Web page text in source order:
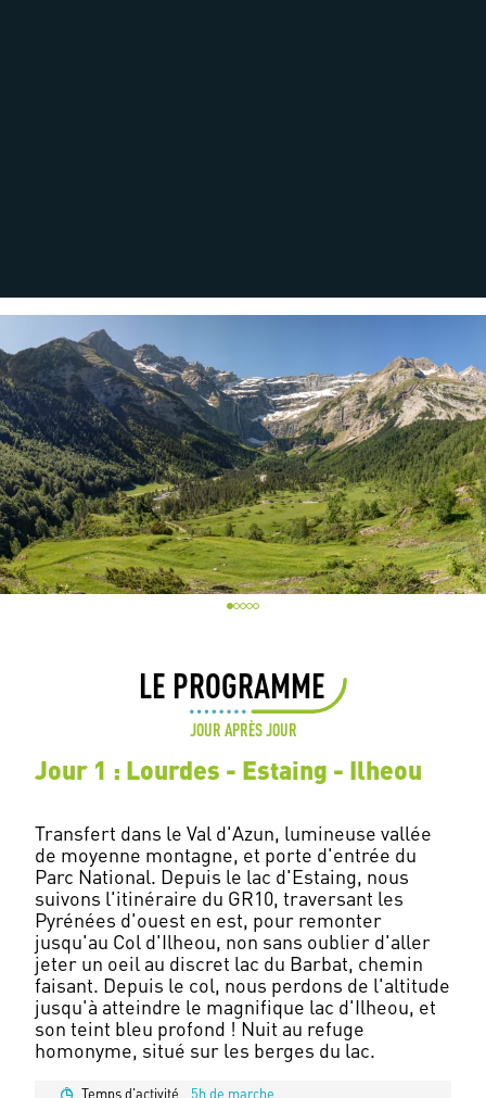
LE PROGRAMME
JOUR APRÈS JOUR
Jour 1 : Lourdes - Estaing - Ilheou
Transfert dans le Val d'Azun, lumineuse vallée
de moyenne montagne, et porte d'entrée du
Parc National. Depuis le lac d'Estaing, nous
suivons l'itinéraire du GR10, traversant les
Pyrénées d'ouest en est, pour remonter
jusqu'au Col d'Ilheou, non sans oublier d'aller
jeter un oeil au discret lac du Barbat, chemin
faisant. Depuis le col, nous perdons de l'altitude
jusqu'à atteindre le magnifique lac d'Ilheou, et
son teint bleu profond ! Nuit au refuge
Temps d'activité 5h de marche